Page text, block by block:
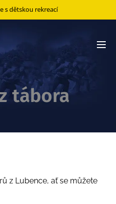
s dětskou rekreací
tábora
z Lubence, ať se můžete